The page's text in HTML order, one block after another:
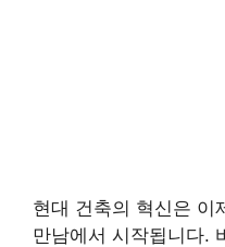
현대 건축의 혁신은 이
만남에서 시작됩니다.